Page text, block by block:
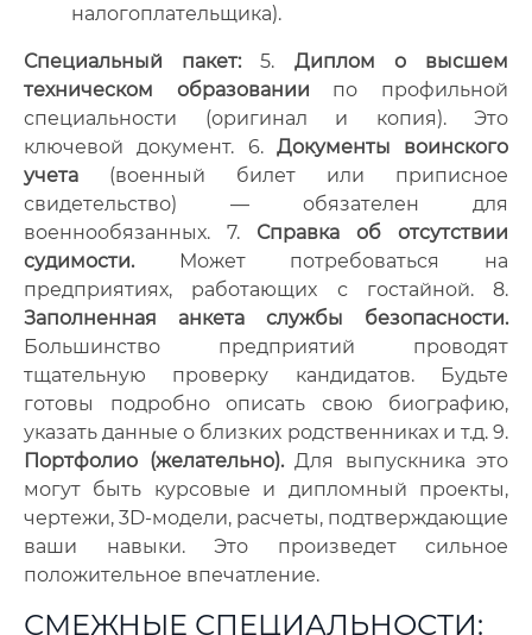
налогоплательщика).
Специальный пакет:5. Диплом о высшем
техническом образовании по профильной
специальности (оригинал и копия). Это
ключевой документ. 6. Документы воинского
учета (военный билет или приписное
свидетельство) — обязателен для
военнообязанных. 7. Справка об отсутствии
судимости.Может потребоваться на
предприятиях, работающих с гостайной. 8.
Заполненная анкета службы безопасности.
Большинство предприятий проводят
тщательную проверку кандидатов. Будьте
готовы подробно описать свою биографию,
указать данные о близких родственниках и т.д. 9.
Портфолио (желательно).Для выпускника это
могут быть курсовые и дипломный проекты,
чертежи, 3D-модели, расчеты, подтверждающие
ваши навыки. Это произведет сильное
положительное впечатление.
СМЕЖНЫЕ СПЕЦИАЛЬНОСТИ: